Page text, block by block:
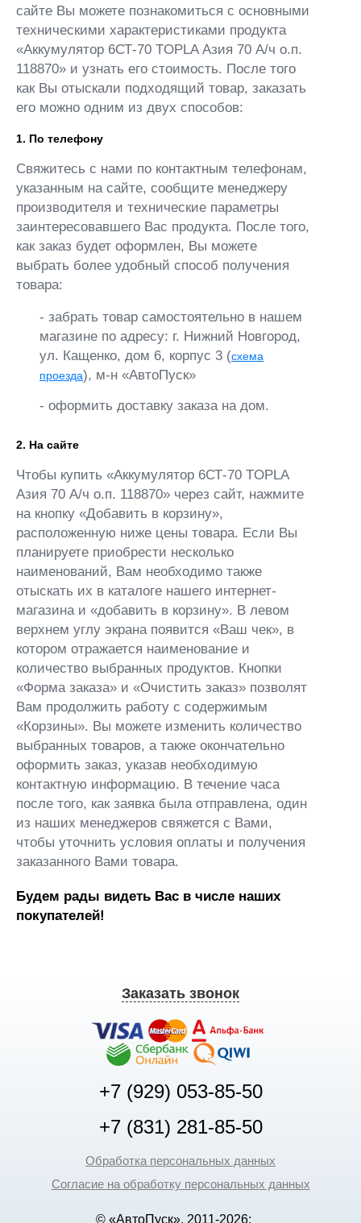
сайте Вы можете познакомиться с основными
техническими характеристиками продукта
«Аккумулятор 6СТ-70 TOPLA Азия 70 А/ч о.п.
118870» и узнать его стоимость. После того
как Вы отыскали подходящий товар, заказать
его можно одним из двух способов:
1. По телефону
Свяжитесь с нами по контактным телефонам,
указанным на сайте, сообщите менеджеру
производителя и технические параметры
заинтересовавшего Вас продукта. После того,
как заказ будет оформлен, Вы можете
выбрать более удобный способ получения
товара:
- забрать товар самостоятельно в нашем
магазине по адресу: г. Нижний Новгород,
ул. Кащенко, дом 6, корпус 3 (схема
проезда), м-н «АвтоПуск»
- оформить доставку заказа на дом.
2. На сайте
Чтобы купить «Аккумулятор 6СТ-70 TOPLA
Азия 70 А/ч о.п. 118870» через сайт, нажмите
на кнопку «Добавить в корзину»,
расположенную ниже цены товара. Если Вы
планируете приобрести несколько
наименований, Вам необходимо также
отыскать их в каталоге нашего интернет-
магазина и «добавить в корзину». В левом
верхнем углу экрана появится «Ваш чек», в
котором отражается наименование и
количество выбранных продуктов. Кнопки
«Форма заказа» и «Очистить заказ» позволят
Вам продолжить работу с содержимым
«Корзины». Вы можете изменить количество
выбранных товаров, а также окончательно
оформить заказ, указав необходимую
контактную информацию. В течение часа
после того, как заявка была отправлена, один
из наших менеджеров свяжется с Вами,
чтобы уточнить условия оплаты и получения
заказанного Вами товара.
Будем рады видеть Вас в числе наших
покупателей!
Заказать звонок
+7 (929) 053-85-50
+7 (831) 281-85-50
Обработка персональных данных
Согласие на обработку персональных данных
© «АвтоПуск», 2011-2026: